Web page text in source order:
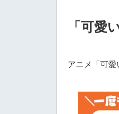
「可愛
アニメ「可愛